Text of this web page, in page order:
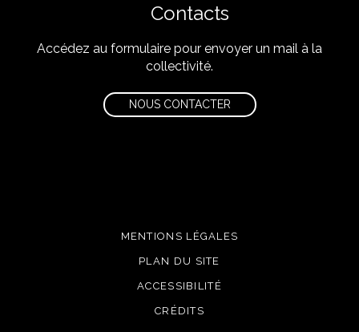
Contacts
Accédez au formulaire pour envoyer un mail à la
collectivité.
NOUS CONTACTER
MENTIONS LÉGALES
PLAN DU SITE
ACCESSIBILITÉ
CRÉDITS